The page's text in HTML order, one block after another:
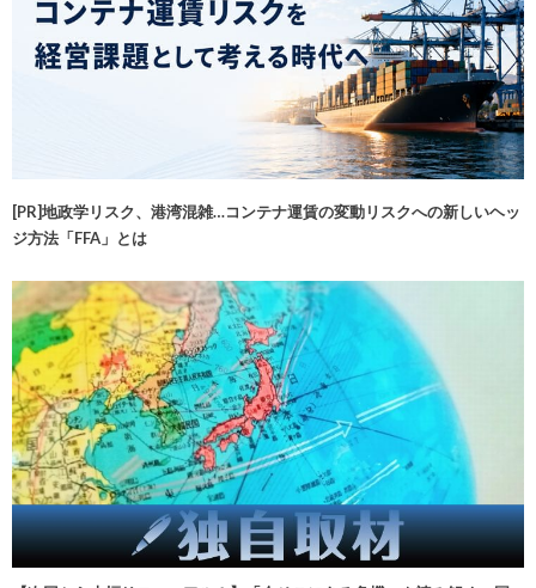
[PR]地政学リスク、港湾混雑…コンテナ運賃の変動リスクへの新しいヘッ
ジ方法「FFA」とは